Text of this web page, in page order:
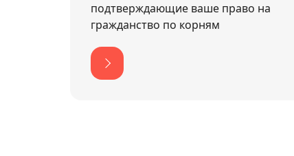
подтверждающие ваше право на
гражданство по корням